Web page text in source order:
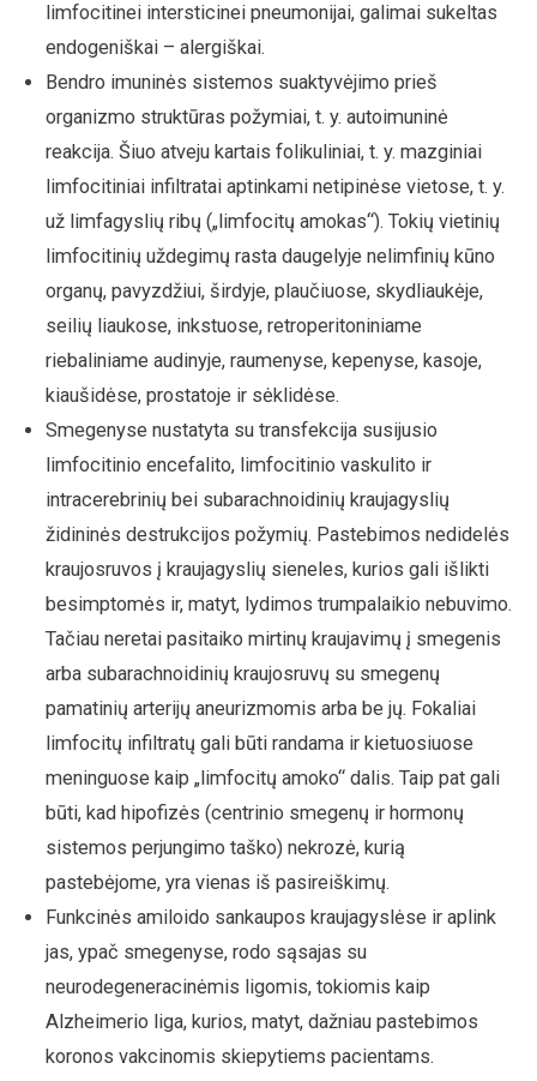
limfocitinei intersticinei pneumonijai, galimai sukeltas
endogeniškai – alergiškai.
Bendro imuninės sistemos suaktyvėjimo prieš
organizmo struktūras požymiai, t. y. autoimuninė
reakcija. Šiuo atveju kartais folikuliniai, t. y. mazginiai
limfocitiniai infiltratai aptinkami netipinėse vietose, t. y.
už limfagyslių ribų („limfocitų amokas“). Tokių vietinių
limfocitinių uždegimų rasta daugelyje nelimfinių kūno
organų, pavyzdžiui, širdyje, plaučiuose, skydliaukėje,
seilių liaukose, inkstuose, retroperitoniniame
riebaliniame audinyje, raumenyse, kepenyse, kasoje,
kiaušidėse, prostatoje ir sėklidėse.
Smegenyse nustatyta su transfekcija susijusio
limfocitinio encefalito, limfocitinio vaskulito ir
intracerebrinių bei subarachnoidinių kraujagyslių
židininės destrukcijos požymių. Pastebimos nedidelės
kraujosruvos į kraujagyslių sieneles, kurios gali išlikti
besimptomės ir, matyt, lydimos trumpalaikio nebuvimo.
Tačiau neretai pasitaiko mirtinų kraujavimų į smegenis
arba subarachnoidinių kraujosruvų su smegenų
pamatinių arterijų aneurizmomis arba be jų. Fokaliai
limfocitų infiltratų gali būti randama ir kietuosiuose
meninguose kaip „limfocitų amoko“ dalis. Taip pat gali
būti, kad hipofizės (centrinio smegenų ir hormonų
sistemos perjungimo taško) nekrozė, kurią
pastebėjome, yra vienas iš pasireiškimų.
Funkcinės amiloido sankaupos kraujagyslėse ir aplink
jas, ypač smegenyse, rodo sąsajas su
neurodegeneracinėmis ligomis, tokiomis kaip
Alzheimerio liga, kurios, matyt, dažniau pastebimos
koronos vakcinomis skiepytiems pacientams.